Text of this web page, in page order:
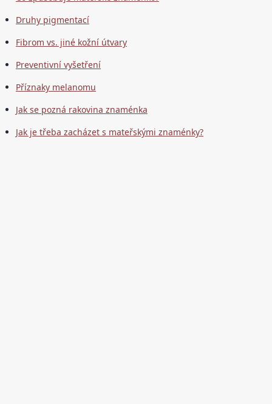
Druhy pigmentací
Fibrom vs. jiné kožní útvary
Preventivní vyšetření
Příznaky melanomu
Jak se pozná rakovina znaménka
Jak je třeba zacházet s mateřskými znaménky?